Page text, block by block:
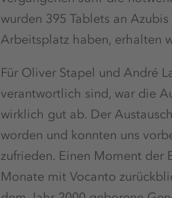
wurden 395 Tablets an
Arbeitsplatz haben, erhalten
Für Oliver Stapel und André
verantwortlich sind, war die
wirklich gut ab. Der
worden und konnten uns
zufrieden. Einen Moment der
Monate mit Vocanto